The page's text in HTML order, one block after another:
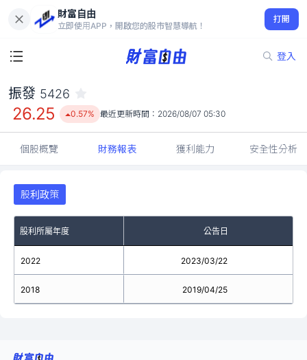
財富自由
立即使用APP，開啟您的股市智慧導航！
打開
登入
26.25
0.57%
振發 5426
26.25 0.57% 最近更新時間： 2026/08/07 05:30
個股概覽 財務報表 獲利能力 安全性分析
股利政策
股利所屬年度 公告日
2022
2018
2023/03/22
2019/04/25